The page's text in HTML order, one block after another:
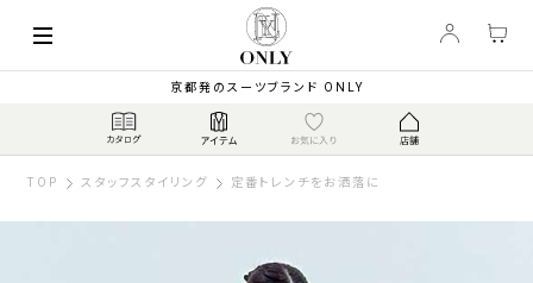
京都発のスーツブランド ONLY
TOP スタッフスタイリング 定番トレンチをお洒落に